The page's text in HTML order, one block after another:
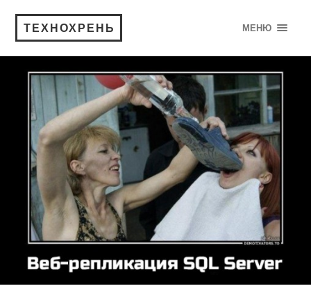
ТЕХНОХРЕНЬ МЕНЮ